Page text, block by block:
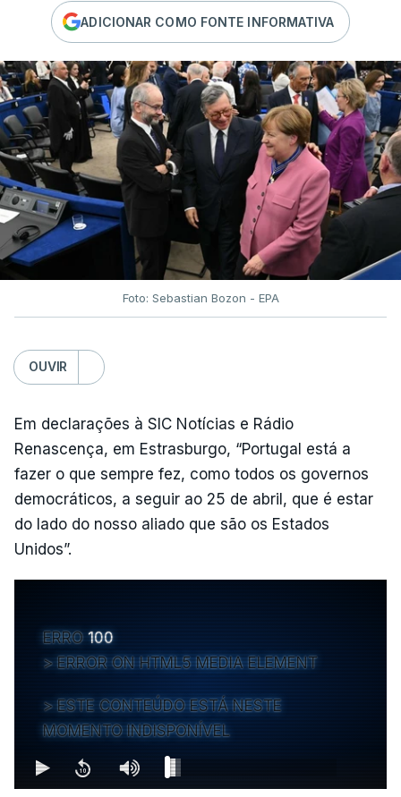
ADICIONAR COMO FONTE INFORMATIVA
Foto: Sebastian Bozon - EPA
OUVIR
Em declarações à SIC Notícias e Rádio
Renascença, em Estrasburgo, “Portugal está a
fazer o que sempre fez, como todos os governos
democráticos, a seguir ao 25 de abril, que é estar
do lado do nosso aliado que são os Estados
Unidos”.
ERRO 100
ERROR ON HTML5 MEDIA ELEMENT
ESTE CONTEÚDO ESTÁ NESTE
MOMENTO INDISPONÍVEL